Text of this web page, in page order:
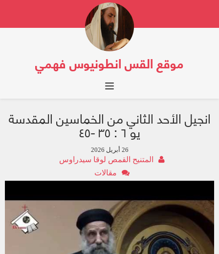
موقع القس انطونيوس فهمي
Toggle navigation
انجيل الأحد الثاني من الخماسين المقدسة
يو ٦ : ٣٥ -٤٥
26 أبريل 2026
المتنيح القمص لوقا سيدراوس
مقالات